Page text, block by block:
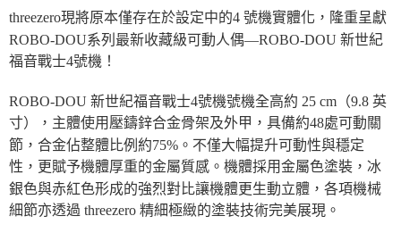
threezero現將原本僅存在於設定中的4 號機實體化，隆重呈獻
ROBO-DOU系列最新收藏級可動人偶—ROBO‐DOU 新世紀
福音戰士4號機！
ROBO‐DOU 新世紀福音戰士4號機號機全高約 25 cm（9.8 英
寸），主體使用壓鑄鋅合金骨架及外甲，具備約48處可動關
節，合金佔整體比例約75%。不僅大幅提升可動性與穩定
性，更賦予機體厚重的金屬質感。機體採用金屬色塗裝，冰
銀色與赤紅色形成的強烈對比讓機體更生動立體，各項機械
細節亦透過 threezero 精細極緻的塗裝技術完美展現。